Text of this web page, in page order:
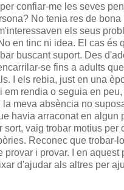
confiar-me les seves
No tenia res de bona
els seus
en tinc ni idea. El cas és
buscant suport. Des
se fins a adults
I els rebia, just en una
em rendia o seguia en
la meva absència no
havia arraconat en algun
sort, vaig trobar motius per
Reconec que trobar-
provar i provar. I en aquest
d'ajudar als altres per